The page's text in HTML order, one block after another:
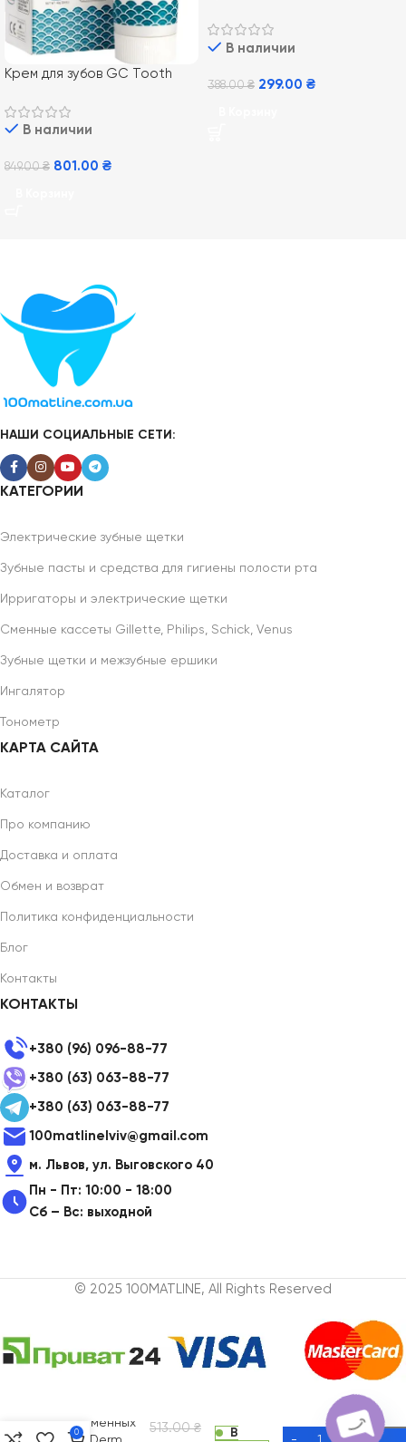
Крем для зубов GC Tooth
В наличии
849.00₴ 801.00 ₴
В наличии
388.00₴ 299.00 ₴
НАШИ СОЦИАЛЬНЫЕ СЕТИ:
КАТЕГОРИИ
Электрические зубные щетки
Зубные пасты и средства для гигиены полости рта
Ирригаторы и электрические щетки
Сменные кассеты Gillette, Philips, Schick, Venus
Зубные щетки и межзубные ершики
Ингалятор
Тонометр
КАРТА САЙТА
Каталог
Про компанию
Доставка и оплата
Обмен и возврат
Политика конфиденциальности
Блог
Контакты
КОНТАКТЫ
+380 (96) 096-88-77
+380 (63) 063-88-77
+380 (63) 063-88-77
100matlinelviv@gmail.com
м. Львов, ул. Выговского 40
Пн - Пт: 10:00 - 18:00
Сб – Вс: выходной
© 2025 100MATLINE, All Rights Reserved
беременных
513.00₴
В
0